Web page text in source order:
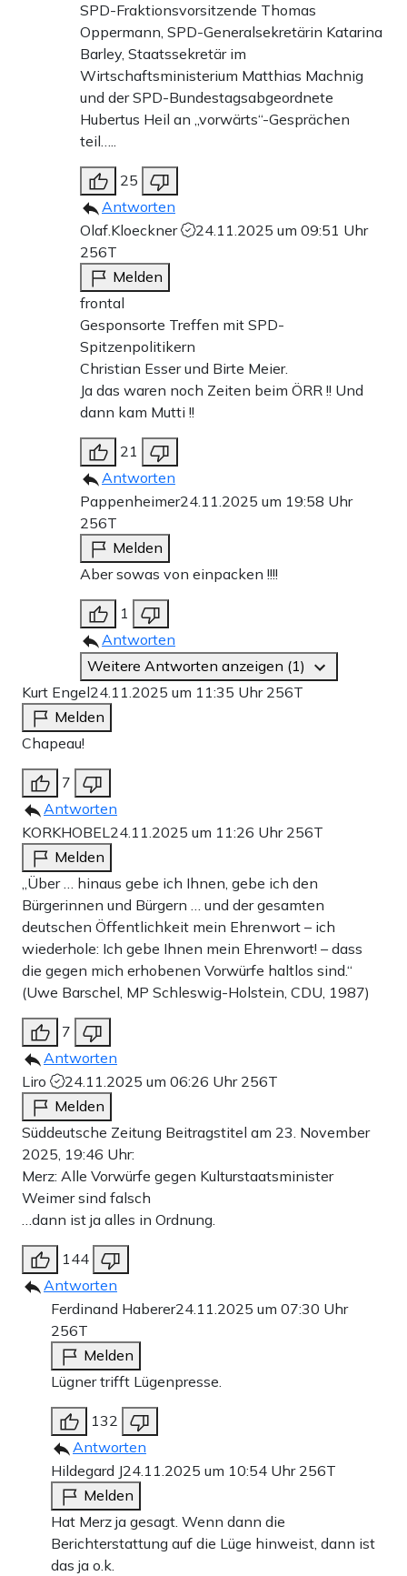
SPD-Fraktionsvorsitzende Thomas
Oppermann, SPD-Generalsekretärin Katarina
Barley, Staatssekretär im
Wirtschaftsministerium Matthias Machnig
und der SPD-Bundestagsabgeordnete
Hubertus Heil an „vorwärts“-Gesprächen
teil…..
25
Antworten
Olaf.Kloeckner
24.11.2025 um 09:51 Uhr
256T
Melden
frontal
Gesponsorte Treffen mit SPD-
Spitzenpolitikern
Christian Esser und Birte Meier.
Ja das waren noch Zeiten beim ÖRR !! Und
dann kam Mutti !!
21
Antworten
Pappenheimer24.11.2025 um 19:58 Uhr
256T
Melden
Aber sowas von einpacken !!!!
1
Antworten
Weitere Antworten anzeigen (1)
Kurt Engel24.11.2025 um 11:35 Uhr 256T
Melden
Chapeau!
7
Antworten
KORKHOBEL24.11.2025 um 11:26 Uhr 256T
Melden
„Über … hinaus gebe ich Ihnen, gebe ich den
Bürgerinnen und Bürgern … und der gesamten
deutschen Öffentlichkeit mein Ehrenwort – ich
wiederhole: Ich gebe Ihnen mein Ehrenwort! – dass
die gegen mich erhobenen Vorwürfe haltlos sind.“
(Uwe Barschel, MP Schleswig-Holstein, CDU, 1987)
7
Antworten
Liro
24.11.2025 um 06:26 Uhr 256T
Melden
Süddeutsche Zeitung Beitragstitel am 23. November
2025, 19:46 Uhr:
Merz: Alle Vorwürfe gegen Kulturstaatsminister
Weimer sind falsch
…dann ist ja alles in Ordnung.
144
Antworten
Ferdinand Haberer24.11.2025 um 07:30 Uhr
256T
Melden
Lügner trifft Lügenpresse.
132
Antworten
Hildegard J24.11.2025 um 10:54 Uhr 256T
Melden
Hat Merz ja gesagt. Wenn dann die
Berichterstattung auf die Lüge hinweist, dann ist
das ja o.k.